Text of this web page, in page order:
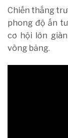
Chiến thắng
phong độ ấn
cơ hội lớn
vòng bảng.